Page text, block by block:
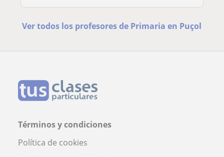
Ver todos los profesores de Primaria en Puçol
Términos y condiciones
Política de cookies